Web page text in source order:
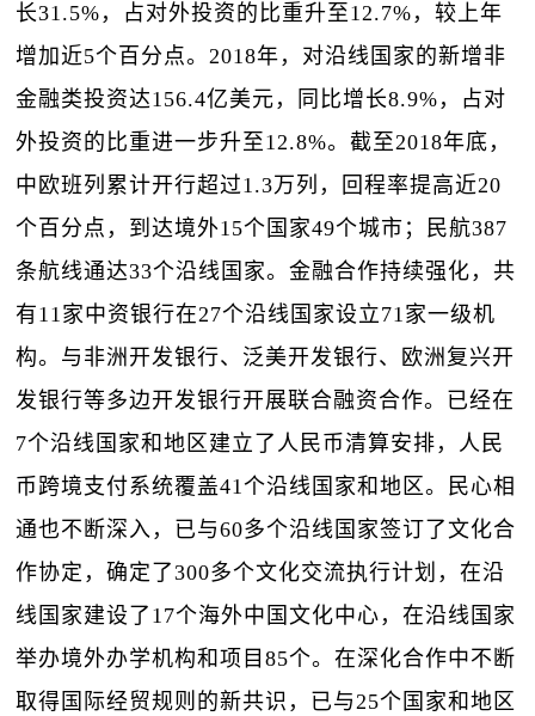
长31.5%，占对外投资的比重升至12.7%，较上年
增加近5个百分点。2018年，对沿线国家的新增非
金融类投资达156.4亿美元，同比增长8.9%，占对
外投资的比重进一步升至12.8%。截至2018年底，
中欧班列累计开行超过1.3万列，回程率提高近20
个百分点，到达境外15个国家49个城市；民航387
条航线通达33个沿线国家。金融合作持续强化，共
有11家中资银行在27个沿线国家设立71家一级机
构。与非洲开发银行、泛美开发银行、欧洲复兴开
发银行等多边开发银行开展联合融资合作。已经在
7个沿线国家和地区建立了人民币清算安排，人民
币跨境支付系统覆盖41个沿线国家和地区。民心相
通也不断深入，已与60多个沿线国家签订了文化合
作协定，确定了300多个文化交流执行计划，在沿
线国家建设了17个海外中国文化中心，在沿线国家
举办境外办学机构和项目85个。在深化合作中不断
取得国际经贸规则的新共识，已与25个国家和地区